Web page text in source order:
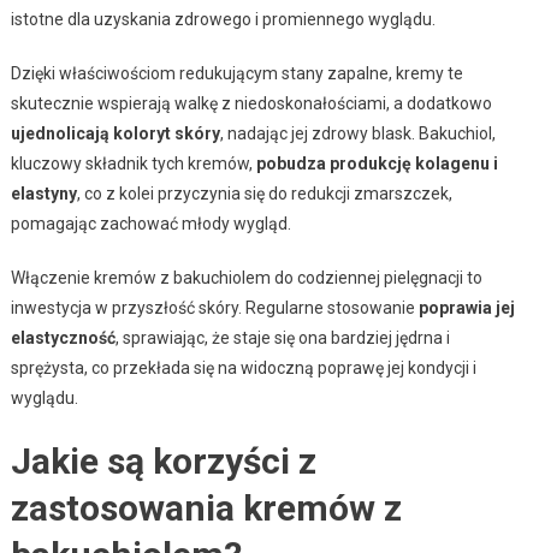
istotne dla uzyskania zdrowego i promiennego wyglądu.
Dzięki właściwościom redukującym stany zapalne, kremy te
skutecznie wspierają walkę z niedoskonałościami, a dodatkowo
ujednolicają koloryt skóry, nadając jej zdrowy blask. Bakuchiol,
kluczowy składnik tych kremów, pobudza produkcję kolagenu i
elastyny, co z kolei przyczynia się do redukcji zmarszczek,
pomagając zachować młody wygląd.
Włączenie kremów z bakuchiolem do codziennej pielęgnacji to
inwestycja w przyszłość skóry. Regularne stosowanie poprawia jej
elastyczność, sprawiając, że staje się ona bardziej jędrna i
sprężysta, co przekłada się na widoczną poprawę jej kondycji i
wyglądu.
Jakie są korzyści z
zastosowania kremów z